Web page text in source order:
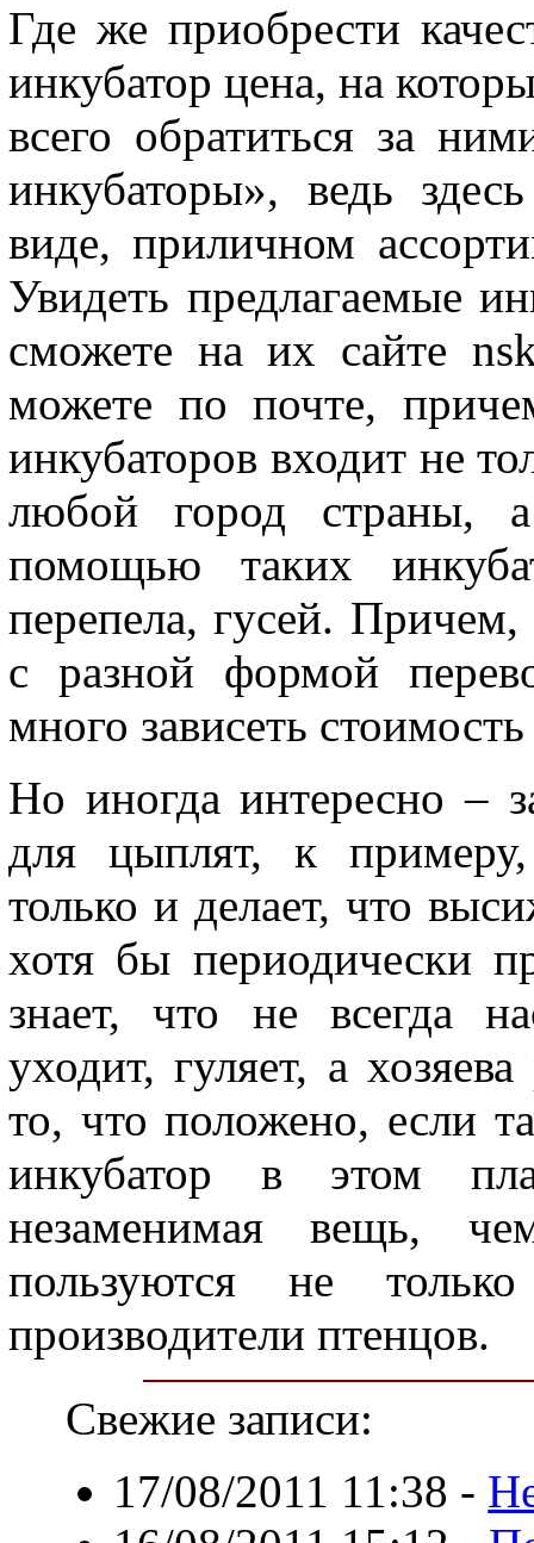
Где же приобрести
инкубатор цена, на
всего обратиться за
инкубаторы», ведь
виде, приличном
Увидеть предлагаемые
сможете на их сайте
можете по почте,
инкубаторов входит не
любой город страны,
помощью таких
перепела, гусей.
с разной формой
много зависеть
Но иногда интересно –
для цыплят, к примеру,
только и делает, что
хотя бы периодически
знает, что не всегда
уходит, гуляет, а
то, что положено, если
инкубатор в этом
незаменимая вещь,
пользуются не
производители птенцов.
Свежие записи:
17/08/2011 11:38 -